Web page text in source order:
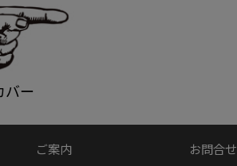
バー
ご案内 お問合せ